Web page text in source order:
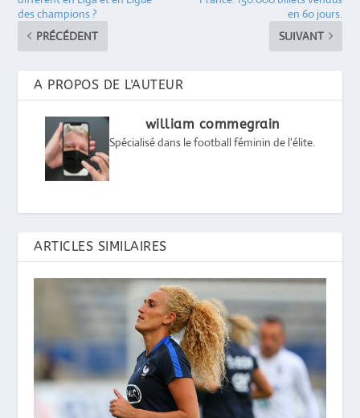
des champions ?
PRÉCÉDENT
en 60 jours.
SUIVANT
A PROPOS DE L'AUTEUR
william commegrain
Spécialisé dans le football féminin de l'élite.
ARTICLES SIMILAIRES